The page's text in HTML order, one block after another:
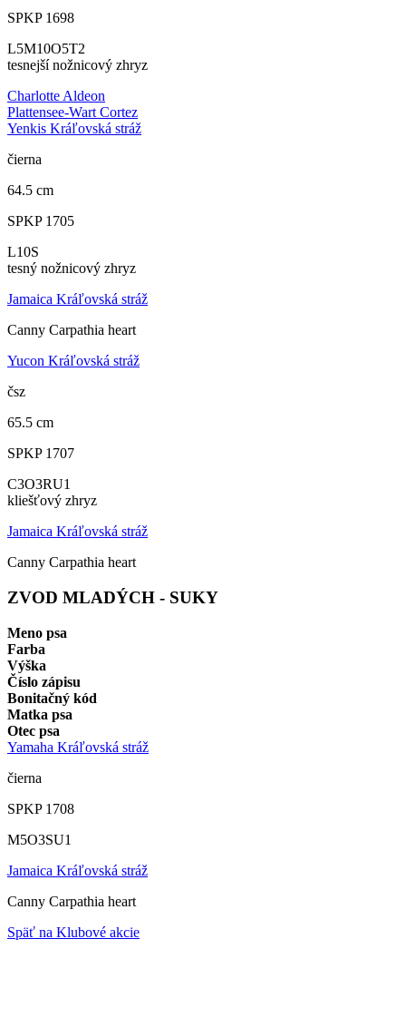
SPKP 1698
L5M10O5T2
tesnejší nožnicový zhryz
Charlotte Aldeon
Plattensee-Wart Cortez
Yenkis Kráľovská stráž
čierna
64.5 cm
SPKP 1705
L10S
tesný nožnicový zhryz
Jamaica Kráľovská stráž
Canny Carpathia heart
Yucon Kráľovská stráž
čsz
65.5 cm
SPKP 1707
C3O3RU1
kliešťový zhryz
Jamaica Kráľovská stráž
Canny Carpathia heart
ZVOD MLADÝCH - SUKY
Meno psa
Farba
Výška
Číslo zápisu
Bonitačný kód
Matka psa
Otec psa
Yamaha Kráľovská stráž
čierna
SPKP 1708
M5O3SU1
Jamaica Kráľovská stráž
Canny Carpathia heart
Späť na Klubové akcie